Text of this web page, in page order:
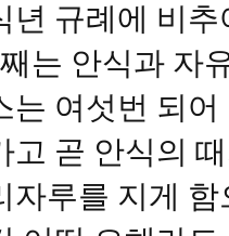
년 규례에 비
는 안식과 자
는 여섯번 되
고 곧 안식의
자루를 지게